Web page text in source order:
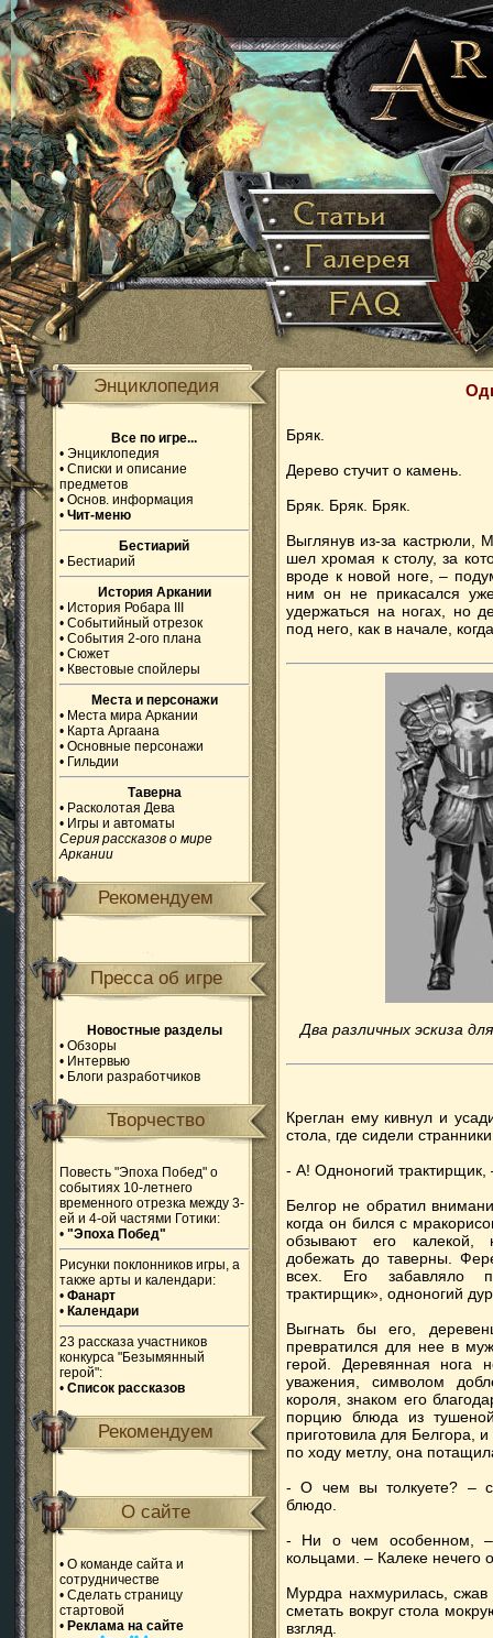
Энциклопедия
Все по игре...
• Энциклопедия
• Списки и описание
предметов
• Основ. информация
• Чит-меню
Бестиарий
• Бестиарий
История Аркании
• История Робара III
• Событийный отрезок
• События 2-ого плана
• Сюжет
• Квестовые спойлеры
Места и персонажи
• Места мира Аркании
• Карта Аргаана
• Основные персонажи
• Гильдии
Таверна
• Расколотая Дева
• Игры и автоматы
Серия рассказов о мире
Аркании
Рекомендуем
Пресса об игре
Новостные разделы
• Обзоры
• Интервью
• Блоги разработчиков
Творчество
Повесть "Эпоха Побед" о
событиях 10-летнего
временного отрезка между 3-
ей и 4-ой частями Готики:
• "Эпоха Побед"
Рисунки поклонников игры, а
также арты и календари:
• Фанарт
• Календари
23 рассказа участников
конкурса "Безымянный
герой":
• Список рассказов
Рекомендуем
О сайте
• О команде сайта и
сотрудничестве
• Сделать страницу
стартовой
• Реклама на сайте
Бряк.
Дерево стучит о камень.
Бряк. Бряк. Бряк.
Выглянув из-за кастрюли,
шел хромая к столу, за
вроде к новой ноге, –
ним он не прикасался
удержаться на ногах, но
под него, как в начале,
Два различных эскиза
Креглан ему кивнул и
стола, где сидели
- А! Одноногий
Белгор не обратил
когда он бился с
обзывают его калекой,
добежать до таверны.
всех. Его забавляло
трактирщик», одноногий
Выгнать бы его,
превратился для нее в
герой. Деревянная нога
уважения, символом
короля, знаком его
порцию блюда из
приготовила для Белгора,
по ходу метлу, она
- О чем вы толкуете? –
блюдо.
- Ни о чем особенном, –
кольцами. – Калеке нечего
Мурдра нахмурилась,
сметать вокруг стола
взгляд.